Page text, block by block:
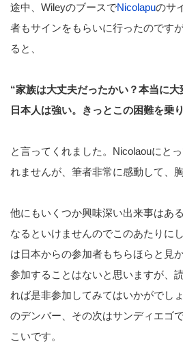
途中、WileyのブースでNicolapuのサ
者もサインをもらいに行ったのです
ると、
“家族は大丈夫だったかい？本当に
日本人は強い。きっとこの困難を乗
と言ってくれました。Nicolaouにと
れませんが、筆者非常に感動して、
他にもいくつか興味深い出来事はあ
なるといけませんのでこのあたりに
は日本からの参加者もちらほらと見
参加することはないと思いますが、
れば是非参加してみてはいかがでし
のデンバー、その次はサンディエゴ
こいです。